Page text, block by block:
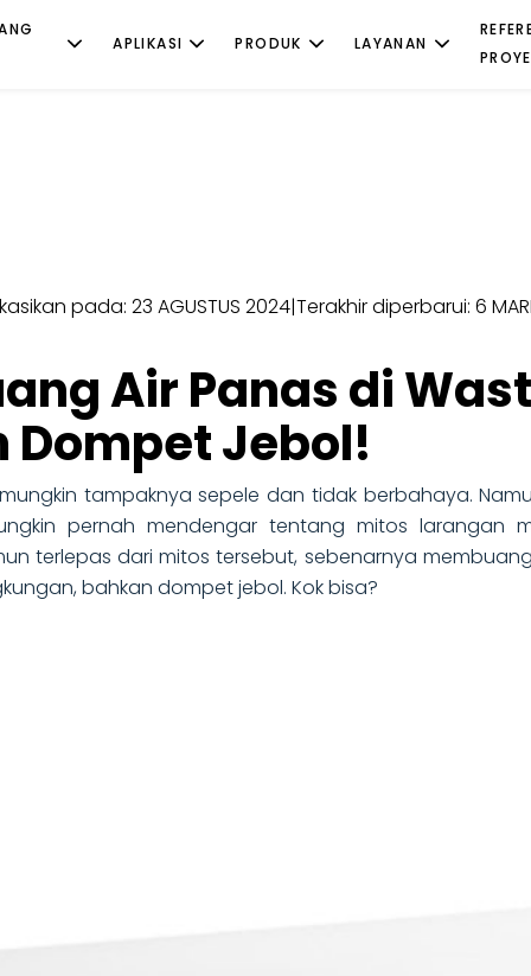
APLIKASI PRODUK LAYANAN
pada: 23 AGUSTUS 2024|Terakhir diperbarui: 6
Air Panas di
Dompet Jebol!
tampaknya sepele dan tidak berbahaya.
pernah mendengar tentang mitos larangan
terlepas dari mitos tersebut, sebenarnya
bahkan dompet jebol. Kok bisa?